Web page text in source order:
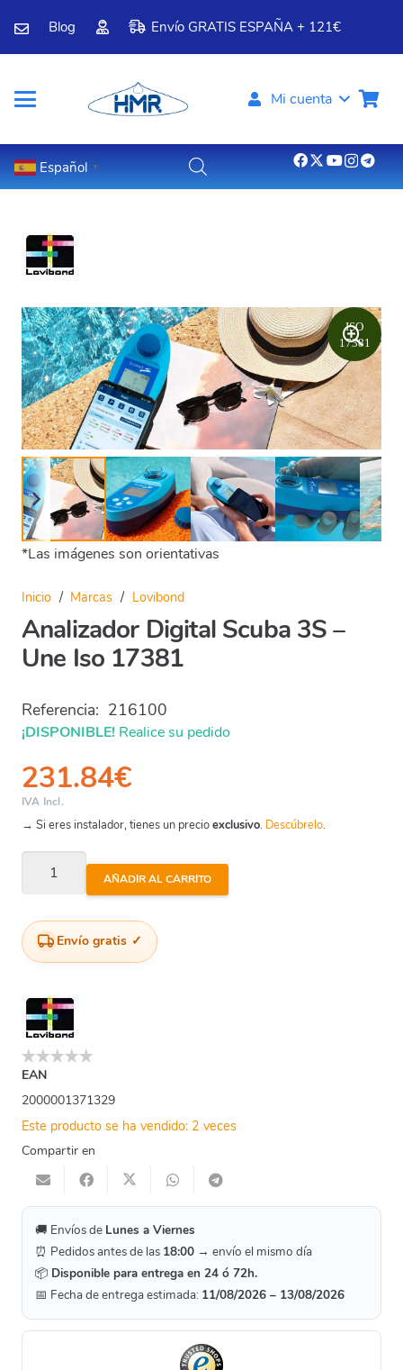
Blog Envío GRATIS ESPAÑA + 121€
Mi cuenta
Español ▼
ISO
17381
*Las imágenes son orientativas
Inicio / Marcas / Lovibond
Analizador Digital Scuba 3S –
Une Iso 17381
Referencia: 216100
¡DISPONIBLE! Realice su pedido
231.84€
IVA Incl.
→ Si eres instalador, tienes un precioexclusivo. Descúbrelo.
Analizador
Digital
3S
Iso
17381
cantidad
AÑADIR AL CARRITO
Envío gratis
EAN
2000001371329
Este producto se ha vendido: 2 veces
Compartir en
🚚 Envíos de Lunes a Viernes
⏰ Pedidos antes de las 18:00 → envío el mismo día
📦 Disponible para entrega en 24 ó 72h.
📅 Fecha de entrega estimada: 11/08/2026 – 13/08/2026